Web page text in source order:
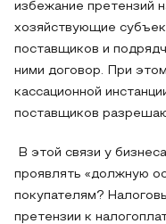
избежание претензий
хозяйствующие
поставщиков и
ними договор. При
кассационной
поставщиков
В этой связи у
проявлять «должную
покупателям?
претензии к